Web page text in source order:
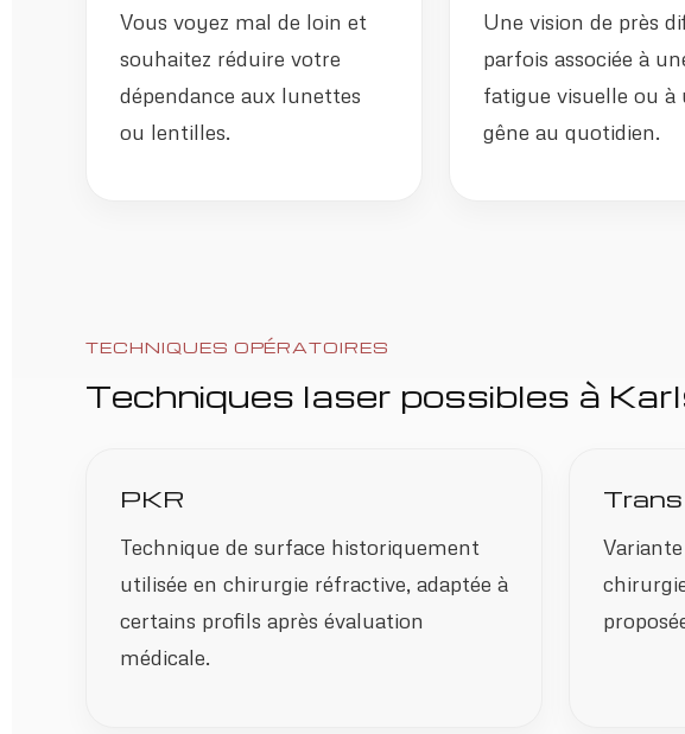
Vous voyez mal de loin et
souhaitez réduire votre
dépendance aux lunettes
ou lentilles.
Une vision de près
parfois associée à
fatigue visuelle ou à
gêne au quotidien.
TECHNIQUES OPÉRATOIRES
Techniques laser possibles à
PKR
Technique de surface historiquement
utilisée en chirurgie réfractive, adaptée à
certains profils après évaluation
médicale.